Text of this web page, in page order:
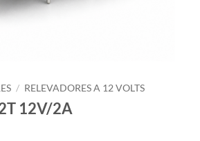
/ RELEVADORES A 12 VOLTS
12V/2A